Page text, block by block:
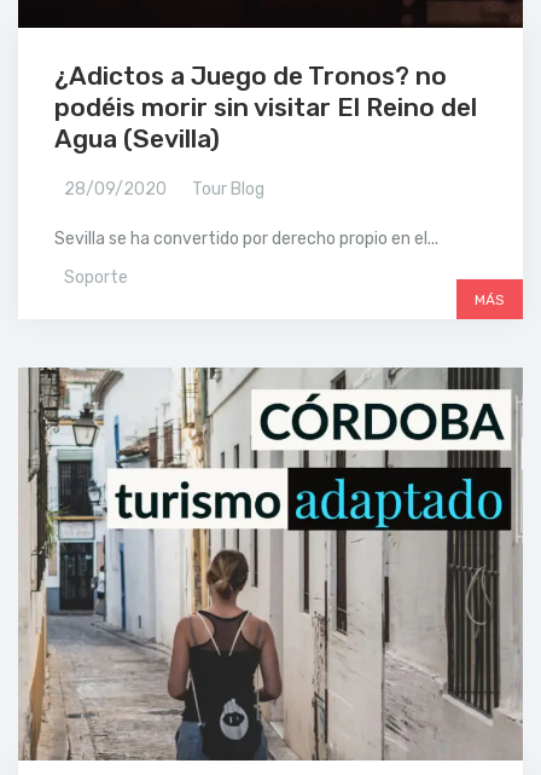
¿Adictos a Juego de Tronos? no
podéis morir sin visitar El Reino del
Agua (Sevilla)
28/09/2020 Tour Blog
Sevilla se ha convertido por derecho propio en el...
Soporte
MÁS